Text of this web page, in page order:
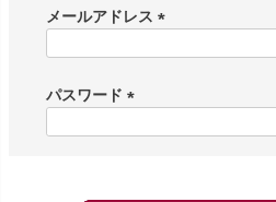
メールアドレス
)
パスワード